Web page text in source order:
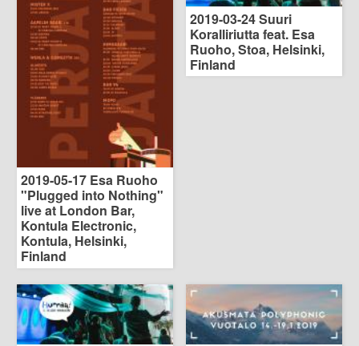
2019-05-17 Esa Ruoho
"Plugged into Nothing"
live at London Bar,
Kontula Electronic,
Kontula, Helsinki,
Finland
2019-03-24 Suuri
Koralliriutta feat. Esa
Ruoho, Stoa, Helsinki,
Finland